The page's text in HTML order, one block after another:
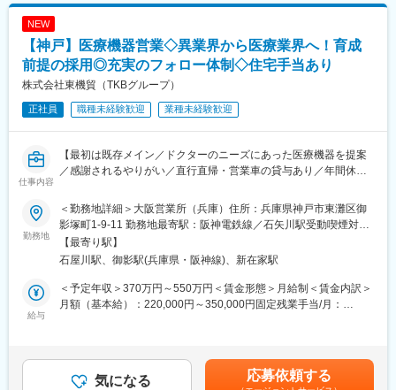
NEW
【神戸】医療機器営業◇異業界から医療業界へ！育成
前提の採用◎充実のフォロー体制◇住宅手当あり
株式会社東機貿（TKBグループ）
正社員 職種未経験歓迎 業種未経験歓迎
仕事内容
【最初は既存メイン／ドクターのニーズにあった医療機器を提案
／感謝されるやりがい／直行直帰・営業車の貸与あり／年間休日
■職務詳細：
担当エリア病院へ訪問、ドクターや医療従事者がどんな医療機器
を必要としているかヒアリングします。ニーズを把握したら適切
な製品を提案し、導入して頂きます。提案先は最初は既存がメイ
ンで、ゆくゆくは新規開拓もお任せいたします。外科製品の販売
においては手術に立ち会うこともあり、実際の臨床現場での製品
■入社後の研修について：
導入研修・OJTを通じて仕事を学びます。入社後2～3カ月間は
勤務地
＜勤務地詳細＞大阪営業所（兵庫）住所：兵庫県神戸市東灘区御
影塚町1-9-11 勤務地最寄駅：阪神電鉄線／石矢川駅受動喫煙対
策：屋内全面禁煙変更の範囲：会社の定める事業所
【最寄り駅】
石屋川駅、御影駅(兵庫県・阪神線)、新在家駅
給与
＜予定年収＞370万円～550万円＜賃金形態＞月給制＜賃金内訳＞
月額（基本給）：220,000円～350,000円固定残業手当/月：
経験・スキル考慮の上決定します。賃金はあくまでも目安の金額
であり、選考を通じて上下する可能性があります。月給(月額)は固
気になる 応募依頼する